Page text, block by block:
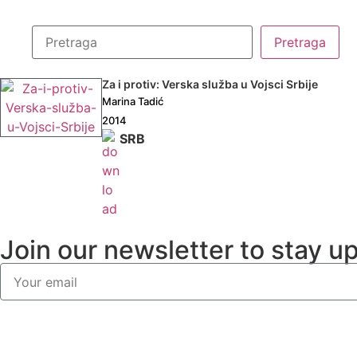
Za i protiv: Verska služba u Vojsci Srbije
Marina Tadić
2014
SRB
Join our newsletter to stay